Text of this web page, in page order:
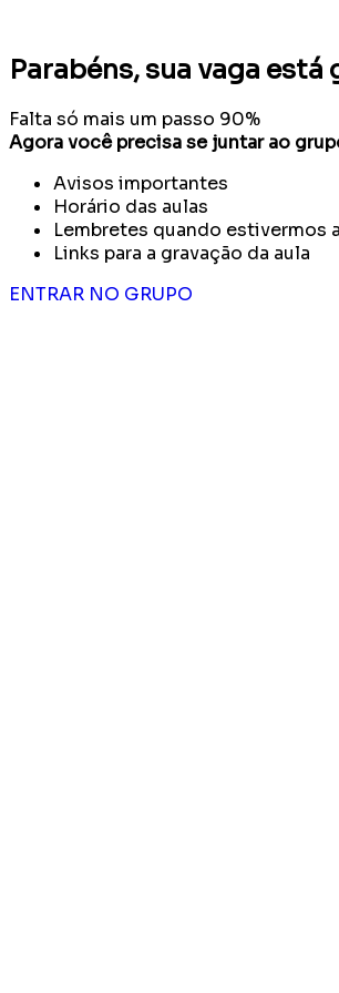
Parabéns, sua vaga
Falta só mais um passo 90%
Agora você precisa se juntar ao
Avisos importantes
Horário das aulas
Lembretes quando estivermos
Links para a gravação da aula
ENTRAR NO GRUPO